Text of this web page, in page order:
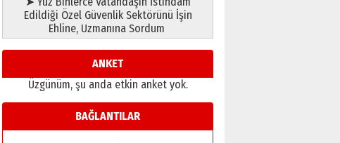
Alperen… ”Reisimiz” idi…
Hakka yürüdü.!
26 Mart 2026 Perşembe
Ardında bıraktığı hatıralarıyla
13 Mayıs 2026 Çarşamba
Esat BİNDESEN
Başkan Sekmen’den Erzurum’a
Edildiği Özel Güvenlik Sektörünü İşin
Ehline, Uzmanına Sordum
ANKET
Üzgünüm, şu anda etkin anket yok.
BAĞLANTILAR